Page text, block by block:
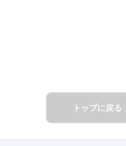
トップに戻る